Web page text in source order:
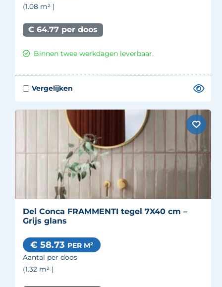
(1.08 m² )
€ 64.77 per doos
Binnen twee werkdagen leverbaar.
Del Conca FRAMMENTI tegel 7X40 cm –
Grijs glans
€ 58.73 PER M²
Aantal per doos
(1.32 m² )